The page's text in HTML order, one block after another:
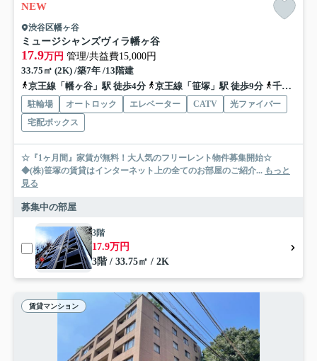
NEW
渋谷区幡ヶ谷
ミュージシャンズヴィラ幡ヶ谷
17.9万円 管理/共益費15,000円
33.75㎡ (2K) /築7年 /13階建
京王線「幡ヶ谷」駅 徒歩4分
京王線「笹塚」駅 徒歩9分 千代田線「代々木上原」駅 徒歩17分
駐輪場 オートロック エレベーター CATV
光ファイバー
宅配ボックス
☆『1ヶ月間』家賃が無料！大人気のフリーレント物件募集開始☆
◆(株)笹塚の賃貸はインターネット上の全てのお部屋のご紹介... もっと
見る
募集中の部屋
3階
17.9万円
3階 / 33.75㎡ / 2K
賃貸マンション